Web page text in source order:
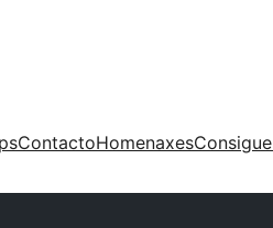
ContactoHomenaxes